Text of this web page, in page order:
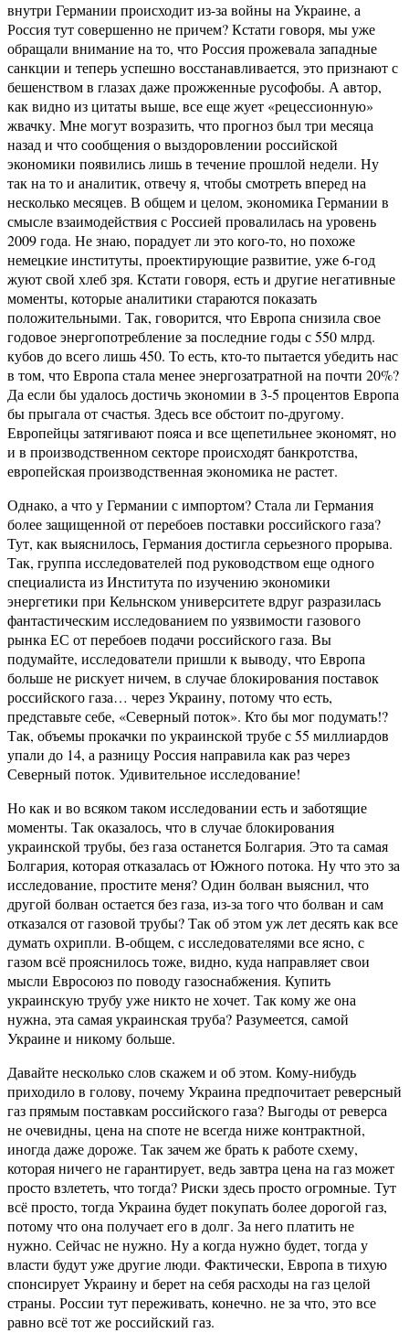
внутри Германии происходит из-за войны на Украине, а
Россия тут совершенно не причем? Кстати говоря, мы уже
обращали внимание на то, что Россия прожевала западные
санкции и теперь успешно восстанавливается, это признают с
бешенством в глазах даже прожженные русофобы. А автор,
как видно из цитаты выше, все еще жует «рецессионную»
жвачку. Мне могут возразить, что прогноз был три месяца
назад и что сообщения о выздоровлении российской
экономики появились лишь в течение прошлой недели. Ну
так на то и аналитик, отвечу я, чтобы смотреть вперед на
несколько месяцев. В общем и целом, экономика Германии в
смысле взаимодействия с Россией провалилась на уровень
2009 года. Не знаю, порадует ли это кого-то, но похоже
немецкие институты, проектирующие развитие, уже 6-год
жуют свой хлеб зря. Кстати говоря, есть и другие негативные
моменты, которые аналитики стараются показать
положительными. Так, говорится, что Европа снизила свое
годовое энергопотребление за последние годы с 550 млрд.
кубов до всего лишь 450. То есть, кто-то пытается убедить нас
в том, что Европа стала менее энергозатратной на почти 20%?
Да если бы удалось достичь экономии в 3-5 процентов Европа
бы прыгала от счастья. Здесь все обстоит по-другому.
Европейцы затягивают пояса и все щепетильнее экономят, но
и в производственном секторе происходят банкротства,
европейская производственная экономика не растет.
Однако, а что у Германии с импортом? Стала ли Германия
более защищенной от перебоев поставки российского газа?
Тут, как выяснилось, Германия достигла серьезного прорыва.
Так, группа исследователей под руководством еще одного
специалиста из Института по изучению экономики
энергетики при Кельнском университете вдруг разразилась
фантастическим исследованием по уязвимости газового
рынка ЕС от перебоев подачи российского газа. Вы
подумайте, исследователи пришли к выводу, что Европа
больше не рискует ничем, в случае блокирования поставок
российского газа… через Украину, потому что есть,
представьте себе, «Северный поток». Кто бы мог подумать!?
Так, объемы прокачки по украинской трубе с 55 миллиардов
упали до 14, а разницу Россия направила как раз через
Северный поток. Удивительное исследование!
Но как и во всяком таком исследовании есть и заботящие
моменты. Так оказалось, что в случае блокирования
украинской трубы, без газа останется Болгария. Это та самая
Болгария, которая отказалась от Южного потока. Ну что это за
исследование, простите меня? Один болван выяснил, что
другой болван остается без газа, из-за того что болван и сам
отказался от газовой трубы? Так об этом уж лет десять как все
думать охрипли. В-общем, с исследователями все ясно, с
газом всё прояснилось тоже, видно, куда направляет свои
мысли Евросоюз по поводу газоснабжения. Купить
украинскую трубу уже никто не хочет. Так кому же она
нужна, эта самая украинская труба? Разумеется, самой
Украине и никому больше.
Давайте несколько слов скажем и об этом. Кому-нибудь
приходило в голову, почему Украина предпочитает реверсный
газ прямым поставкам российского газа? Выгоды от реверса
не очевидны, цена на споте не всегда ниже контрактной,
иногда даже дороже. Так зачем же брать к работе схему,
которая ничего не гарантирует, ведь завтра цена на газ может
просто взлететь, что тогда? Риски здесь просто огромные. Тут
всё просто, тогда Украина будет покупать более дорогой газ,
потому что она получает его в долг. За него платить не
нужно. Сейчас не нужно. Ну а когда нужно будет, тогда у
власти будут уже другие люди. Фактически, Европа в тихую
спонсирует Украину и берет на себя расходы на газ целой
страны. России тут переживать, конечно. не за что, это все
равно всё тот же российский газ.